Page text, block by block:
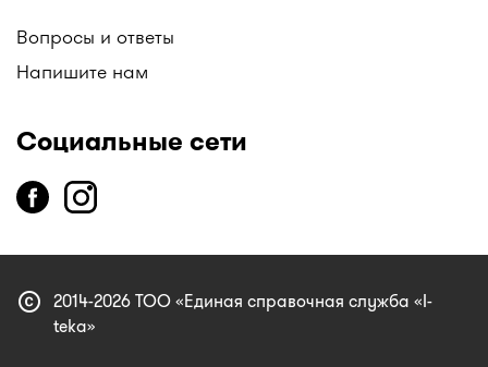
Вопросы и ответы
Напишите нам
Социальные сети
copyright 2014-2026 ТОО «Единая справочная служба «I-
teka»